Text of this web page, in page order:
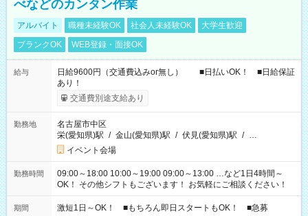
べなどのカンタン作業
アルバイト 職種未経験OK 社会人未経験OK
大学生歓迎
ブランクOK
WEB登録・面接OK
給与
日給9600円（交通費込みor無し） ■日払いOK！ ■日給保証
あり！
交通費別途支給あり
勤務地
名古屋市中区
栄(愛知県)駅 / 金山(愛知県)駅 / 伏見(愛知県)駅 / …
イベント会場
勤務時間
09:00～18:00 10:00～19:00 09:00～13:00 …など1日4時間～
OK！ その他シフトもございます！ お気軽にご相談ください！
期間 激短1日～OK！ ■もちろん即日スタートもOK！ ■急募